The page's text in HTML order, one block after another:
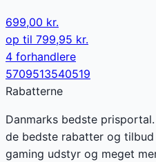
699,00 kr.
op til 799,95 kr.
4 forhandlere
5709513540519
Rabatterne
Danmarks bedste
de bedste rabatter og
gaming udstyr og meget